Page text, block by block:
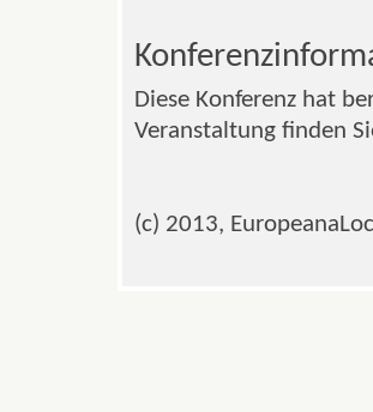
Diese Konferenz hat
Veranstaltung finden
(c) 2013,